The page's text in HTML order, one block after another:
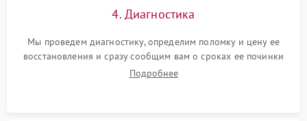
4. Диагностика
Мы проведем диагностику, определим поломку и цену ее
восстановления и сразу сообщим вам о сроках ее починки
Подробнее